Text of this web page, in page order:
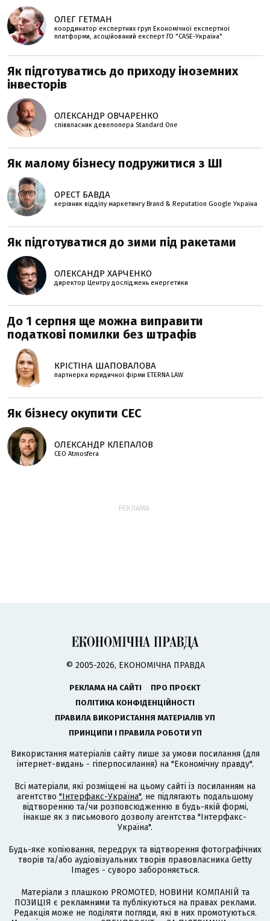
ОЛЕГ ГЕТМАН
координатор експертних груп Економічної експертної
платформи, асоційований експерт ГО "CASE-Україна"
Як підготуватись до приходу іноземних
інвесторів
ОЛЕКСАНДР ОВЧАРЕНКО
співвласник девелопера Standard One
Як малому бізнесу подружитися з ШІ
ОРЕСТ БАВДА
керівник відділу маркетингу Brand & Reputation Google Україна
Як підготуватися до зими під ракетами
ОЛЕКСАНДР ХАРЧЕНКО
директор Центру досліджень енергетики
До 1 серпня ще можна виправити
податкові помилки без штрафів
КРІСТІНА ШАПОВАЛОВА
партнерка юридичної фірми ETERNA LAW
Як бізнесу окупити СЕС
ОЛЕКСАНДР КЛЕПАЛОВ
СЕО Atmosfera
РЕКЛАМА:
© 2005-2026, ЕКОНОМІЧНА ПРАВДА
РЕКЛАМА НА САЙТІ
ПРО ПРОЄКТ
ПОЛІТИКА КОНФІДЕНЦІЙНОСТІ
ПРАВИЛА ВИКОРИСТАННЯ МАТЕРІАЛІВ УП
ПРИНЦИПИ І ПРАВИЛА РОБОТИ УП
Використання матеріалів сайту лише за умови посилання (для
інтернет-видань - гіперпосилання) на "Економічну правду".
Всі матеріали, які розміщені на цьому сайті із посиланням на
агентство "Інтерфакс-Україна", не підлягають подальшому
відтворенню та/чи розповсюдженню в будь-якій формі,
інакше як з письмового дозволу агентства "Інтерфакс-
Україна".
Будь-яке копіювання, передрук та відтворення фотографічних
творів та/або аудіовізуальних творів правовласника Getty
Images - суворо забороняється.
Матеріали з плашкою PROMOTED, НОВИНИ КОМПАНІЙ та
ПОЗИЦІЯ є рекламними та публікуються на правах реклами.
Редакція може не поділяти погляди, які в них промотуються.